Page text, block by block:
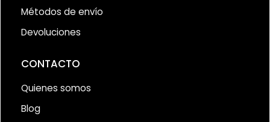
Métodos de envío
Devoluciones
CONTACTO
Quienes somos
Blog